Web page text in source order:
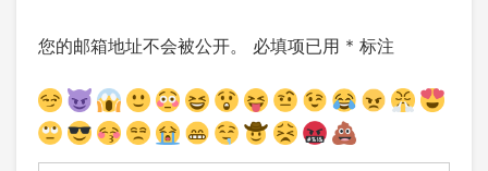
您的邮箱地址不会被公开。 必填项已用 * 标注